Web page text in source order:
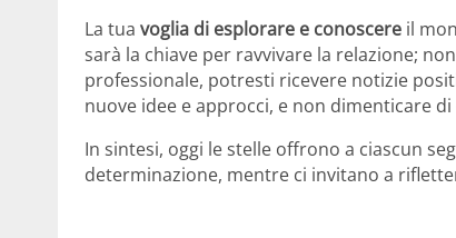
La tua voglia di esplorare e conoscere il
sarà la chiave per ravvivare la relazione;
professionale, potresti ricevere notizie
nuove idee e approcci, e non dimenticare
In sintesi, oggi le stelle offrono a ciascun
determinazione, mentre ci invitano a